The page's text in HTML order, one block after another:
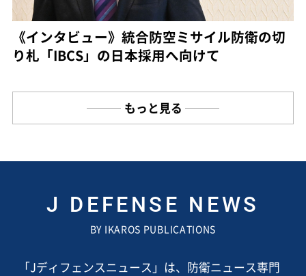
《インタビュー》統合防空ミサイル防衛の切
り札「IBCS」の日本採用へ向けて
もっと見る
J DEFENSE NEWS
BY IKAROS PUBLICATIONS
「Jディフェンスニュース」は、防衛ニュース専門